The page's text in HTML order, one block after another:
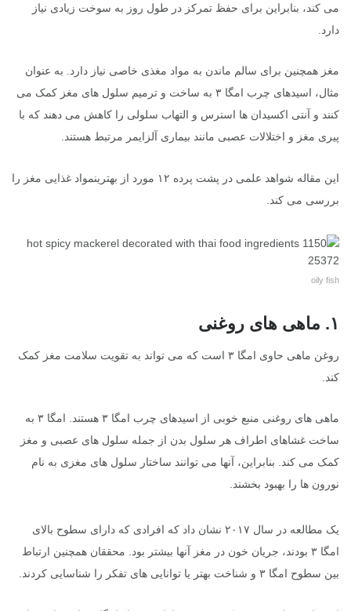
می کند، بنابراین برای حفظ تمرکز در طول روز به سوخت زیادی نیاز
دارد.
مغز همچنین برای سالم ماندن به مواد مغذی خاصی نیاز دارد. به عنوان
مثال، اسیدهای چرب امگا ۳ به ساخت و ترمیم سلول های مغز کمک می
کنند و آنتی اکسیدان ها استرس و التهاب سلولی را کاهش می دهند که با
پیری مغز و اختلالات عصبی مانند بیماری آلزایمر مرتبط هستند.
این مقاله شواهد علمی در پشت پرده ۱۲ مورد از بهترینمواد غذایی مغز را
بررسی می کند.
oily fish
۱. ماهی های روغنی
روغن ماهی حاوی امگا ۳ است که می تواند به تقویت سلامت مغز کمک
کند.
ماهی های روغنی منبع خوبی از اسیدهای چرب امگا ۳ هستند. امگا ۳ به
ساخت غشاهای اطراف هر سلول بدن از جمله سلول های عصبی و مغز
کمک می کند. بنابراین، آنها می توانند ساختار سلول های مغزی به نام
نورون ها را بهبود بخشند.
یک مطالعه در سال ۲۰۱۷ نشان داد که افرادی که دارای سطوح بالای
امگا ۳ بودند، جریان خون در مغز آنها بیشتر بود. محققان همچنین ارتباط
بین سطوح امگا ۳ و شناخت بهتر یا توانایی های تفکر را شناسایی کردند.